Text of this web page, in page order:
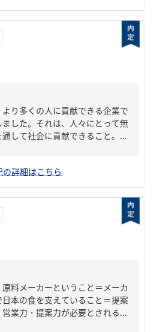
り多くの人に貢献できる企業で
した。それは、人々にとって無
して社会に貢献できること。...
の詳細はこちら
料メーカーということ＝メーカ
本の食を支えていること＝提案
業力・提案力が必要とされる...